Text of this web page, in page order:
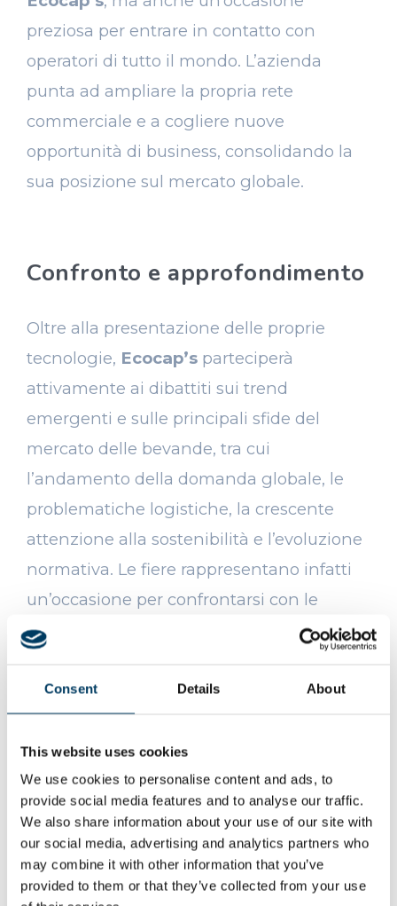
Consent Details About
This website uses cookies
We use cookies to personalise content and ads, to
provide social media features and to analyse our traffic.
We also share information about your use of our site with
our social media, advertising and analytics partners who
may combine it with other information that you’ve
provided to them or that they’ve collected from your use
preziosa per entrare in contatto con
operatori di tutto il mondo. L’azienda
punta ad ampliare la propria rete
commerciale e a cogliere nuove
opportunità di business, consolidando la
sua posizione sul mercato globale.
Confronto e approfondimento
Oltre alla presentazione delle proprie
tecnologie, Ecocap’s parteciperà
attivamente ai dibattiti sui trend
emergenti e sulle principali sfide del
mercato delle bevande, tra cui
l’andamento della domanda globale, le
problematiche logistiche, la crescente
attenzione alla sostenibilità e l’evoluzione
normativa. Le fiere rappresentano infatti
un’occasione per confrontarsi con le
criticità del settore, come l’aumento dei
innovazioni in ambito green per
rispondere alle richieste di un mercato
sempre più orientato verso il rispetto
dell’ambiente.
L’obiettivo diEcocap’ssarà dunque
duplice: da una parte, consolidare il
proprio network di partner internazionali